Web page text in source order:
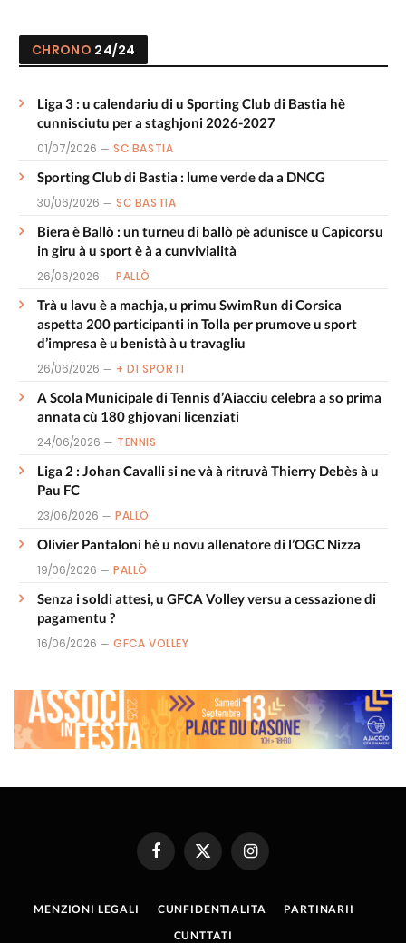
CHRONO 24/24
Liga 3 : u calendariu di u Sporting Club di Bastia hè
cunnisciutu per a staghjoni 2026-2027
01/07/2026 SC BASTIA
Sporting Club di Bastia : lume verde da a DNCG
30/06/2026 SC BASTIA
Biera è Ballò : un turneu di ballò pè adunisce u Capicorsu
in giru à u sport è à a cunvivialità
26/06/2026 PALLÒ
Trà u lavu è a machja, u primu SwimRun di Corsica
aspetta 200 participanti in Tolla per prumove u sport
d’impresa è u benistà à u travagliu
26/06/2026 + DI SPORTI
A Scola Municipale di Tennis d’Aiacciu celebra a so prima
annata cù 180 ghjovani licenziati
24/06/2026 TENNIS
Liga 2 : Johan Cavalli si ne và à ritruvà Thierry Debès à u
Pau FC
23/06/2026 PALLÒ
Olivier Pantaloni hè u novu allenatore di l’OGC Nizza
19/06/2026 PALLÒ
Senza i soldi attesi, u GFCA Volley versu a cessazione di
pagamentu ?
16/06/2026 GFCA VOLLEY
FacebookX
(Twitter)
Instagram
MENZIONI LEGALI CUNFIDENTIALITA
PARTINARII
CUNTTATI